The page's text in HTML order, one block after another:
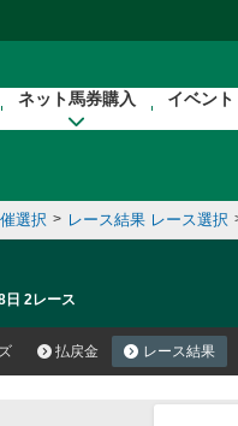
ネット馬券購入 イベン
選択 > レース結果 レース選択
日 2レース
払戻金 レース結果